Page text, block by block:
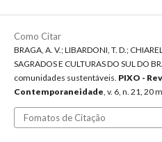
Como Citar
BRAGA, A. V.; LIBARDONI, T. D.;
SAGRADOS E CULTURAS DO SUL DO
comunidades sustentáveis. PIXO -
Contemporaneidade , v. 6, n. 21, 20
Fomatos de Citação